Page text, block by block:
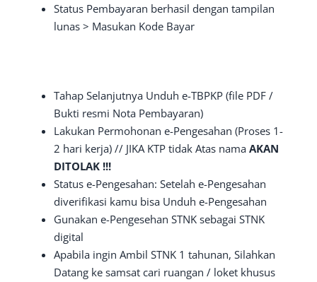
Status Pembayaran berhasil dengan tampilan
lunas > Masukan Kode Bayar
Tahap Selanjutnya Unduh e-TBPKP (file PDF /
Bukti resmi Nota Pembayaran)
Lakukan Permohonan e-Pengesahan (Proses 1-
2 hari kerja) // JIKA KTP tidak Atas nama AKAN
DITOLAK !!!
Status e-Pengesahan: Setelah e-Pengesahan
diverifikasi kamu bisa Unduh e-Pengesahan
Gunakan e-Pengesehan STNK sebagai STNK
digital
Apabila ingin Ambil STNK 1 tahunan, Silahkan
Datang ke samsat cari ruangan / loket khusus